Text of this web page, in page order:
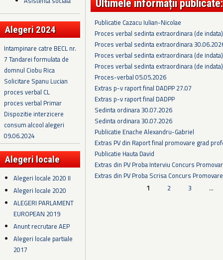
Alegeri 2024
Intampinare catre BECL nr.
7 Tandarei formulata de
domnul Ciobu Rica
Solicitare Spanu Lucian
proces verbal CL
proces verbal Primar
Dispozitie interzicere
consum alcool alegeri
09.06.2024
Alegeri locale
Alegeri locale 2020 II
Alegeri locale 2020
ALEGERI PARLAMENT
EUROPEAN 2019
Anunt recrutare AEP
Alegeri locale partiale
2017
Ultimele informații publicate:
Publicatie Cazacu Iulian-Nicolae
Proces verbal sedinta extraordinara (de
Proces verbal sedinta extraordinara
Proces verbal sedinta extraordinara (de
Proces verbal sedinta extraordinara (de
Proces-verbal 05.05.2026
Extras p-v raport final DADPP 27.07
Extras p-v raport final DADPP
Sedinta ordinara 30.07.2026
Sedinta ordinara 30.07.2026
Publicatie Enache Alexandru-Gabriel
Extras PV din Raport final promovare grad
Publicatie Hauta David
Extras din PV Proba Interviu Concurs
Extras din PV Proba Scrisa Concurs
1 2 3 …